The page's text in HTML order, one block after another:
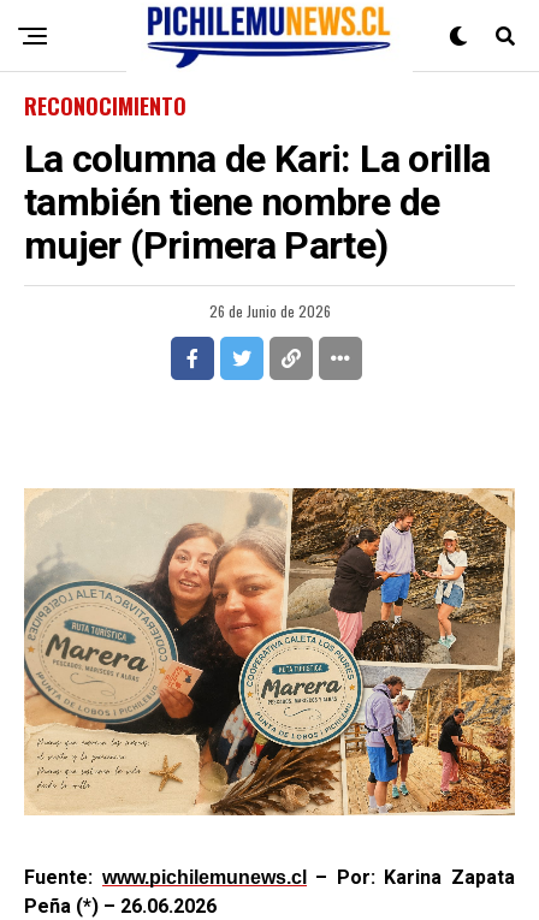
RECONOCIMIENTO
La columna de Kari: La orilla
también tiene nombre de
mujer (Primera Parte)
26 de Junio de 2026
Fuente: www.pichilemunews.cl – Por: Karina Zapata
Peña (*) – 26.06.2026